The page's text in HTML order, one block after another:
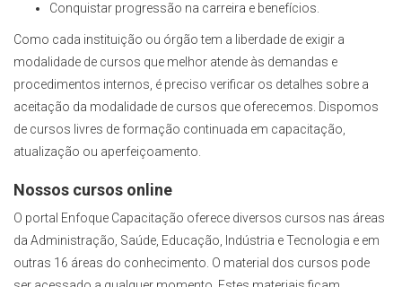
Conquistar progressão na carreira e benefícios.
Como cada instituição ou órgão tem a liberdade de exigir a
modalidade de cursos que melhor atende às demandas e
procedimentos internos, é preciso verificar os detalhes sobre a
aceitação da modalidade de cursos que oferecemos. Dispomos
de cursos livres de formação continuada em capacitação,
atualização ou aperfeiçoamento.
Nossos cursos online
O portal Enfoque Capacitação oferece diversos cursos nas áreas
da Administração, Saúde, Educação, Indústria e Tecnologia e em
outras 16 áreas do conhecimento. O material dos cursos pode